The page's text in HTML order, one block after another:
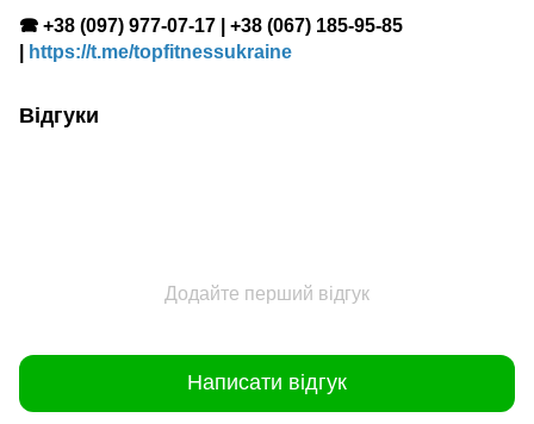
🕿 +38 (097) 977-07-17 | +38 (067) 185-95-85
| https://t.me/topfitnessukraine
Відгуки
Додайте перший відгук
Написати відгук